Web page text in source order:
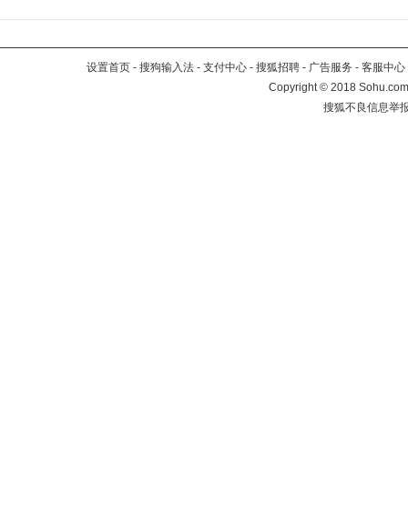
设置首页 - 搜狗输入法 - 支付中心 - 搜狐招聘 - 广告服务 - 客服中心
Copyright©2018
搜狐不良信息举